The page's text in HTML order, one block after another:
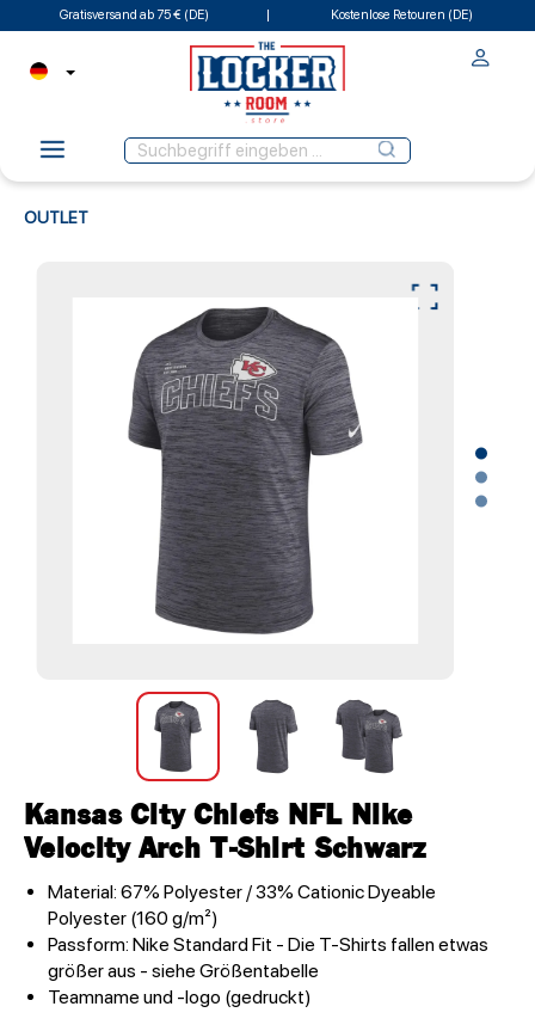
Gratisversand ab 75 € (DE) Kostenlose Retouren (DE)
OUTLET
Kansas City Chiefs NFL Nike
Velocity Arch T-Shirt Schwarz
Material: 67% Polyester / 33% Cationic Dyeable
Polyester (160 g/m²)
Passform: Nike Standard Fit - Die T-Shirts fallen etwas
größer aus - siehe Größentabelle
Teamname und -logo (gedruckt)